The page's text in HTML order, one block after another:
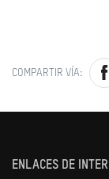
COMPARTIR VÍA:
ENLACES DE